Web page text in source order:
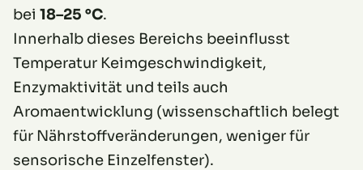
bei 18–25 °C.
Innerhalb dieses Bereichs beeinflusst
Temperatur Keimgeschwindigkeit,
Enzymaktivität und teils auch
Aromaentwicklung (wissenschaftlich belegt
für Nährstoffveränderungen, weniger für
sensorische Einzelfenster).